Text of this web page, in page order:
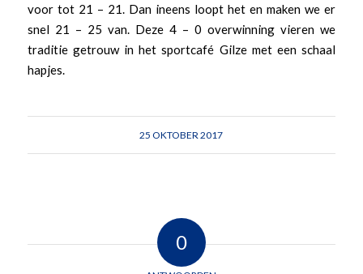
voor tot 21 – 21. Dan ineens loopt het en maken we er
snel 21 – 25 van. Deze 4 – 0 overwinning vieren we
traditie getrouw in het sportcafé Gilze met een schaal
hapjes.
25 OKTOBER 2017
0